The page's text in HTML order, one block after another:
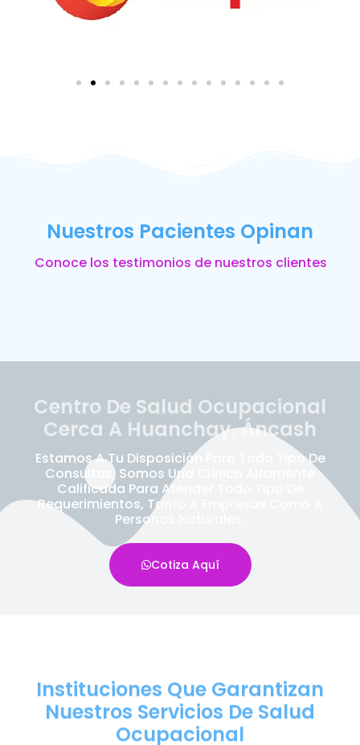
Nuestros Pacientes Opinan
Conoce los testimonios de nuestros clientes
Centro De Salud Ocupacional
Cerca A Huanchay, Áncash
Estamos A Tu Disposición Para Todo Tipo De
Consultas, Somos Una Clínica Altamente
Calificada Para Atender Todo Tipo De
Requerimientos, Tanto A Empresas Como A
Personas Naturales.
Cotiza Aquí
Instituciones Que Garantizan
Nuestros Servicios De Salud
Ocupacional